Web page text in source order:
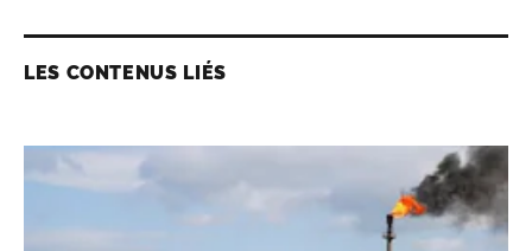
LES CONTENUS LIÉS